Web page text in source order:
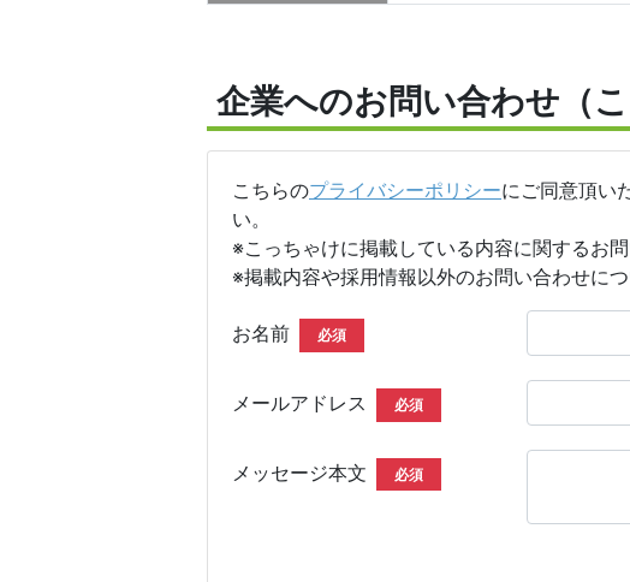
企業へのお問い合わせ（
こちらのプライバシーポリシーにご同意頂い
い。
※こっちゃけに掲載している内容に関するお
※掲載内容や採用情報以外のお問い合わせに
お名前 必須
メールアドレス 必須
メッセージ本文 必須